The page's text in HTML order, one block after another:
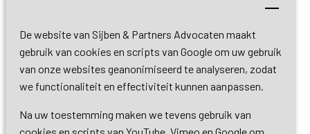
De website van Sijben & Partners Advocaten maakt
gebruik van cookies en scripts van Google om uw gebruik
van onze websites geanonimiseerd te analyseren, zodat
we functionaliteit en effectiviteit kunnen aanpassen.
Na uw toestemming maken we tevens gebruik van
Routebeschrijving
Bezoekadres De Bilt
Soestdijkseweg Zuid 13
3732 HC De Bilt (Utrecht)
Copyright 2026 © Sijben & Partners